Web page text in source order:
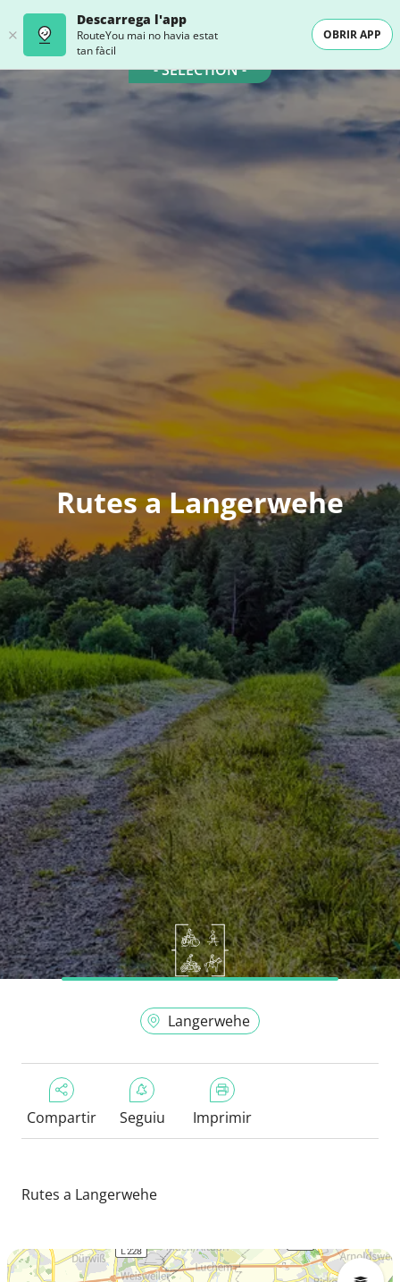
Descarrega l'app
RouteYou mai no havia estat
tan fàcil
OBRIR APP
- SELECTION -
Rutes a Langerwehe
Langerwehe
Compartir Seguiu Imprimir
Rutes a Langerwehe